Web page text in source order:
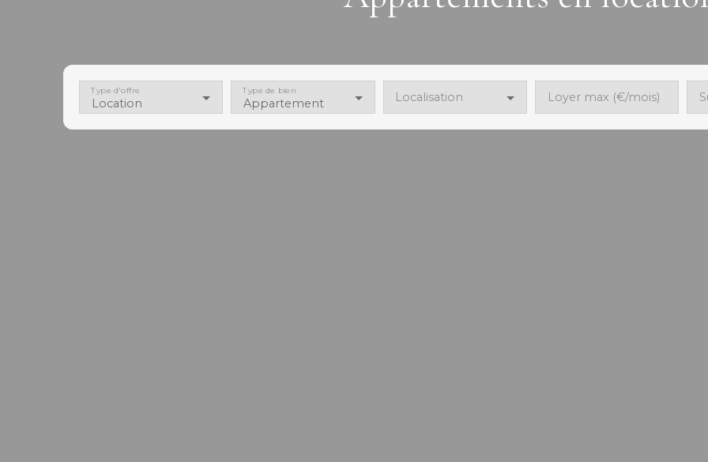
Location
Type d'offre
Appartement
Type de bien Localisation Loyer max (€/mois)